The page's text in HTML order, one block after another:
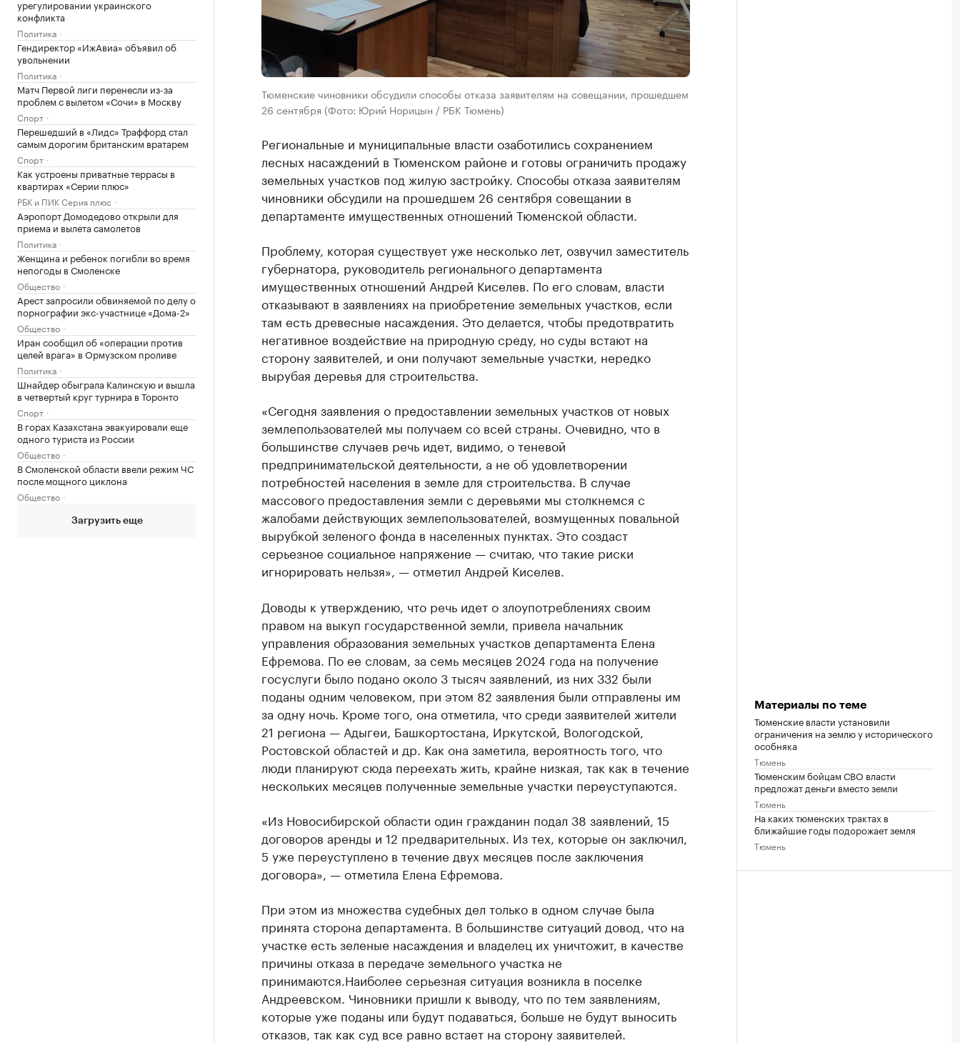
урегулировании украинского
конфликта
Политика
Гендиректор «ИжАвиа» объявил об
увольнении
Политика
Матч Первой лиги перенесли из-за
проблем с вылетом «Сочи» в Москву
Спорт
Перешедший в «Лидс» Траффорд стал
самым дорогим британским вратарем
Спорт
Как устроены приватные террасы в
квартирах «Серии плюс»
РБК и ПИК Серия плюс
Аэропорт Домодедово открыли для
приема и вылета самолетов
Политика
Женщина и ребенок погибли во время
непогоды в Смоленске
Общество
Арест запросили обвиняемой по делу о
порнографии экс-участнице «Дома-2»
Общество
Иран сообщил об «операции против
целей врага» в Ормузском проливе
Политика
Шнайдер обыграла Калинскую и вышла
в четвертый круг турнира в Торонто
Спорт
В горах Казахстана эвакуировали еще
одного туриста из России
Общество
В Смоленской области ввели режим ЧС
после мощного циклона
Общество
Загрузить еще
Тюменские чиновники обсудили способы отказа заявителям на совещании, прошедшем
26 сентября (Фото: Юрий Норицын / РБК Тюмень)
Региональные и муниципальные власти озаботились сохранением
лесных насаждений в Тюменском районе и готовы ограничить продажу
земельных участков под жилую застройку. Способы отказа заявителям
чиновники обсудили на прошедшем 26 сентября совещании в
департаменте имущественных отношений Тюменской области.
Проблему, которая существует уже несколько лет, озвучил заместитель
губернатора, руководитель регионального департамента
имущественных отношений Андрей Киселев. По его словам, власти
отказывают в заявлениях на приобретение земельных участков, если
там есть древесные насаждения. Это делается, чтобы предотвратить
негативное воздействие на природную среду, но суды встают на
сторону заявителей, и они получают земельные участки, нередко
вырубая деревья для строительства.
«Сегодня заявления о предоставлении земельных участков от новых
землепользователей мы получаем со всей страны. Очевидно, что в
большинстве случаев речь идет, видимо, о теневой
предпринимательской деятельности, а не об удовлетворении
потребностей населения в земле для строительства. В случае
массового предоставления земли с деревьями мы столкнемся с
жалобами действующих землепользователей, возмущенных повальной
вырубкой зеленого фонда в населенных пунктах. Это создаст
серьезное социальное напряжение — считаю, что такие риски
игнорировать нельзя», — отметил Андрей Киселев.
Доводы к утверждению, что речь идет о злоупотреблениях своим
правом на выкуп государственной земли, привела начальник
управления образования земельных участков департамента Елена
Ефремова. По ее словам, за семь месяцев 2024 года на получение
госуслуги было подано около 3 тысяч заявлений, из них 332 были
поданы одним человеком, при этом 82 заявления были отправлены им
за одну ночь. Кроме того, она отметила, что среди заявителей жители
21 региона — Адыгеи, Башкортостана, Иркутской, Вологодской,
Ростовской областей и др. Как она заметила, вероятность того, что
люди планируют сюда переехать жить, крайне низкая, так как в течение
нескольких месяцев полученные земельные участки переуступаются.
«Из Новосибирской области один гражданин подал 38 заявлений, 15
договоров аренды и 12 предварительных. Из тех, которые он заключил,
5 уже переуступлено в течение двух месяцев после заключения
договора», — отметила Елена Ефремова.
При этом из множества судебных дел только в одном случае была
принята сторона департамента. В большинстве ситуаций довод, что на
участке есть зеленые насаждения и владелец их уничтожит, в качестве
причины отказа в передаче земельного участка не
принимаются.Наиболее серьезная ситуация возникла в поселке
Андреевском. Чиновники пришли к выводу, что по тем заявлениям,
которые уже поданы или будут подаваться, больше не будут выносить
отказов, так как суд все равно встает на сторону заявителей.
Материалы по теме
Тюменские власти установили
ограничения на землю у исторического
особняка
Тюмень
Тюменским бойцам СВО власти
предложат деньги вместо земли
Тюмень
На каких тюменских трактах в
ближайшие годы подорожает земля
Тюмень